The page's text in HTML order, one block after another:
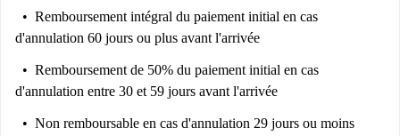
Remboursement intégral du paiement initial en cas
d'annulation 60 jours ou plus avant l'arrivée
Remboursement de 50% du paiement initial en cas
d'annulation entre 30 et 59 jours avant l'arrivée
Non remboursable en cas d'annulation 29 jours ou moins